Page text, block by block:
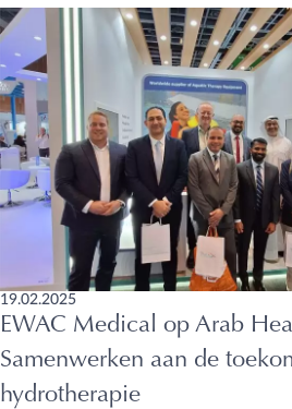
19.02.2025
EWAC Medical op Arab
Samenwerken aan de
hydrotherapie